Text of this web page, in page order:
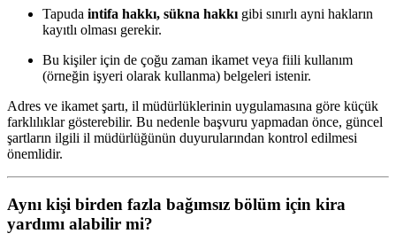
Tapuda intifa hakkı, sükna hakkı gibi sınırlı ayni hakların
kayıtlı olması gerekir.
Bu kişiler için de çoğu zaman ikamet veya fiili kullanım
(örneğin işyeri olarak kullanma) belgeleri istenir.
Adres ve ikamet şartı, il müdürlüklerinin uygulamasına göre küçük
farklılıklar gösterebilir. Bu nedenle başvuru yapmadan önce, güncel
şartların ilgili il müdürlüğünün duyurularından kontrol edilmesi
önemlidir.
Aynı kişi birden fazla bağımsız bölüm için kira
yardımı alabilir mi?